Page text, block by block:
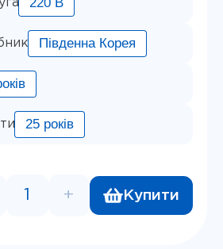
Південна Корея
25 років
Кабель для обігріву труб
+ Купити